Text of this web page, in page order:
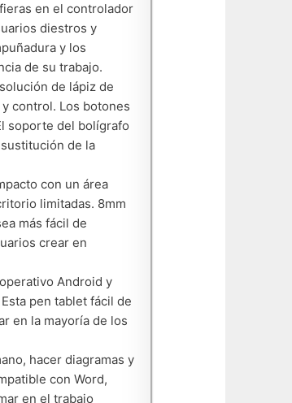
en el controlador
diestros y
y los
de su trabajo.
de lápiz de
control. Los botones
soporte del bolígrafo
de la
con un área
limitadas. 8mm
más fácil de
crear en
Android y
pen tablet fácil de
en la mayoría de los
hacer diagramas y
con Word,
en el trabajo